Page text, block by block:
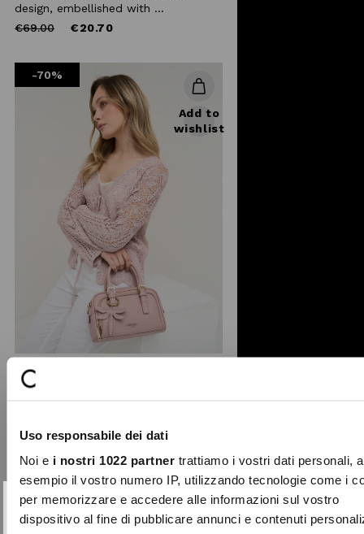
Uso responsabile dei dati
Noi e i nostri 1022 partnertrattiamo i vostri dati personali,
esempio il vostro numero IP, utilizzando tecnologie come i
per memorizzare e accedere alle informazioni sul vostro
dispositivo al fine di pubblicare annunci e contenuti
design, embellished with ...
Price
€69.00to €20.70
-70%
Add to
wishlist
of the classic Baloo satchel, this
faux leather bag ret ...
Price
reduced
from
€69.00to €20.70
-70%
Close
SUBSCRIBE TO OUR